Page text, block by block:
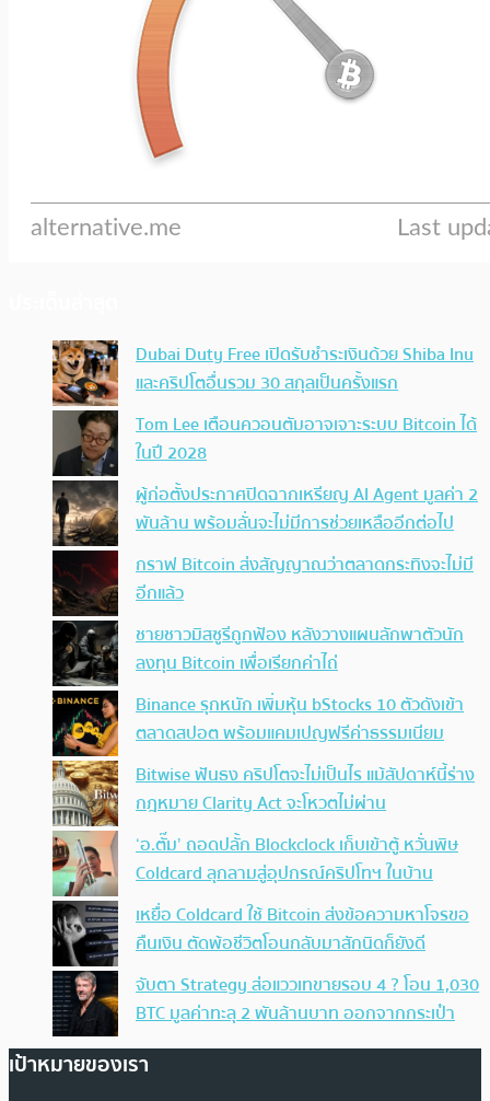
Dubai Duty Free เปิดรับชำระเงินด้วย Shiba Inu
และคริปโตอื่นรวม 30 สกุลเป็นครั้งแรก
Tom Lee เตือนควอนตัมอาจเจาะระบบ Bitcoin ได้
ในปี 2028
ผู้ก่อตั้งประกาศปิดฉากเหรียญ AI Agent มูลค่า 2
พันล้าน พร้อมลั่นจะไม่มีการช่วยเหลืออีกต่อไป
กราฟ Bitcoin ส่งสัญญาณว่าตลาดกระทิงจะไม่มี
อีกแล้ว
ชายชาวมิสซูรีถูกฟ้อง หลังวางแผนลักพาตัวนัก
ลงทุน Bitcoin เพื่อเรียกค่าไถ่
Binance รุกหนัก เพิ่มหุ้น bStocks 10 ตัวดังเข้า
ตลาดสปอต พร้อมแคมเปญฟรีค่าธรรมเนียม
Bitwise ฟันธง คริปโตจะไม่เป็นไร แม้สัปดาห์นี้ร่าง
กฎหมาย Clarity Act จะโหวตไม่ผ่าน
‘อ.ตั๊ม’ ถอดปลั้ก Blockclock เก็บเข้าตู้ หวั่นพิษ
Coldcard ลุกลามสู่อุปกรณ์คริปโทฯ ในบ้าน
เหยื่อ Coldcard ใช้ Bitcoin ส่งข้อความหาโจรขอ
คืนเงิน ตัดพ้อชีวิตโอนกลับมาสักนิดก็ยังดี
จับตา Strategy ส่อแววเทขายรอบ 4 ? โอน 1,030
BTC มูลค่าทะลุ 2 พันล้านบาท ออกจากกระเป๋า
เป้าหมายของเรา